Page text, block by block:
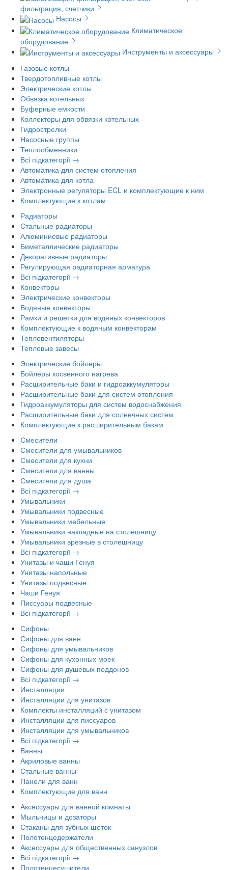
фильтрация, счетчики
Насосы
Климатическое
оборудование
Инструменты и аксессуары
Газовые котлы
Твердотопливные котлы
Электрические котлы
Обвязка котельных
Буферные емкости
Коллекторы для обвязки котельных
Гидрострелки
Насосные группы
Теплообменники
Всі підкатегорії →
Автоматика для систем отопления
Автоматика для котла
Электронные регуляторы ECL и комплектующие к ним
Комплектующие к котлам
Радиаторы
Стальные радиаторы
Алюминиевые радиаторы
Биметаллические радиаторы
Декоративные радиаторы
Регулирующая радиаторная арматура
Всі підкатегорії →
Конвекторы
Электрические конвекторы
Водяные конвекторы
Рамки и решетки для водяных конвекторов
Комплектующие к водяным конвекторам
Тепловентиляторы
Тепловые завесы
Электрические бойлеры
Бойлеры косвенного нагрева
Расширительные баки и гидроаккумуляторы
Расширительные баки для систем отопления
Гидроаккумуляторы для систем водоснабжения
Расширительные баки для солнечных систем
Комплектующие к расширительным бакам
Смесители
Смесители для умывальников
Смесители для кухни
Смесители для ванны
Смесители для душа
Всі підкатегорії →
Умывальники
Умывальники подвесные
Умывальники мебельные
Умывальники накладные на столешницу
Умывальники врезные в столешницу
Всі підкатегорії →
Унитазы и чаши Генуя
Унитазы напольные
Унитазы подвесные
Чаши Генуя
Писсуары подвесные
Всі підкатегорії →
Сифоны
Сифоны для ванн
Сифоны для умывальников
Сифоны для кухонных моек
Сифоны для душевых поддонов
Всі підкатегорії →
Инсталляции
Инсталляции для унитазов
Комплекты инсталляций с унитазом
Инсталляции для писсуаров
Инсталляции для умывальников
Всі підкатегорії →
Ванны
Акриловые ванны
Стальные ванны
Панели для ванн
Комплектующие для ванн
Аксессуары для ванной комнаты
Мыльницы и дозаторы
Стаканы для зубных щеток
Полотенцедержатели
Аксессуары для общественных санузлов
Всі підкатегорії →
Полотенцесушители